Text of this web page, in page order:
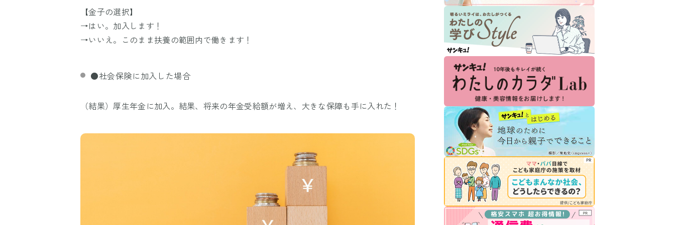
【金子の選択】
→はい。加入します！
→いいえ。このまま扶養の範囲内で働きます！
●社会保険に加入した場合
（結果）厚生年金に加入。結果、将来の年金受給額が増え、大きな保障も手に入れた！